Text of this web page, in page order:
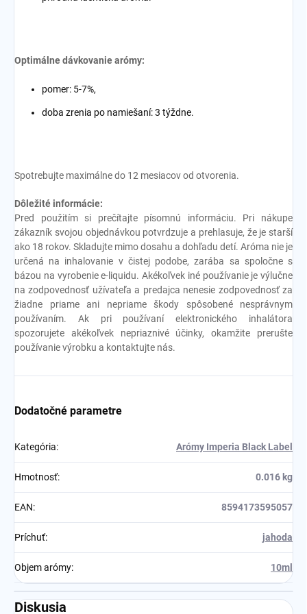
Optimálne dávkovanie arómy:
pomer: 5-7%,
doba zrenia po namiešaní: 3 týždne.
Spotrebujte maximálne do 12 mesiacov od otvorenia.
Dôležité informácie:
Pred použitím si prečítajte písomnú informáciu. Pri nákupe
zákazník svojou objednávkou potvrdzuje a prehlasuje, že je starší
ako 18 rokov. Skladujte mimo dosahu a dohľadu detí. Aróma nie je
určená na inhalovanie v čistej podobe, zarába sa spoločne s
bázou na vyrobenie e-liquidu. Akékoľvek iné používanie je výlučne
na zodpovednosť užívateľa a predajca nenesie zodpovednosť za
žiadne priame ani nepriame škody spôsobené nesprávnym
používaním. Ak pri používaní elektronického inhalátora
spozorujete akékoľvek nepriaznivé účinky, okamžite prerušte
používanie výrobku a kontaktujte nás.
Dodatočné parametre
Kategória: Arómy Imperia Black Label
Hmotnosť: 0.016 kg
EAN: 8594173595057
Príchuť: jahoda
Objem arómy: 10ml
Diskusia